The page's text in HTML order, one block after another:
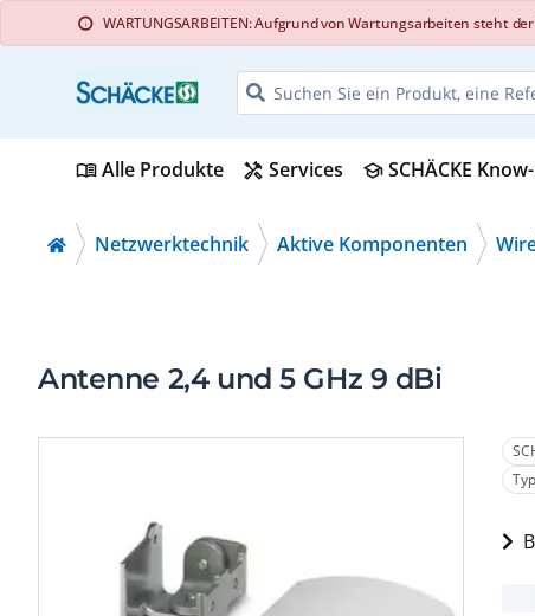
info WARTUNGSARBEITEN: Aufgrund von Wartungsarbeiten steht
menu_bookAlle Produkte handyman Services schoolSCHÄCKE
Netzwerktechnik Aktive Komponenten
Antenne 2,4 und 5 GHz 9 dBi